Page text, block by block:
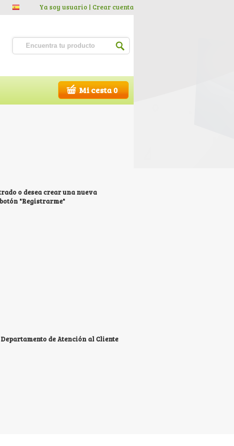
Ya soy usuario | Crear cuenta
Mi cesta 0
o desea crear una nueva
"Registrarme"
de Atención al Cliente